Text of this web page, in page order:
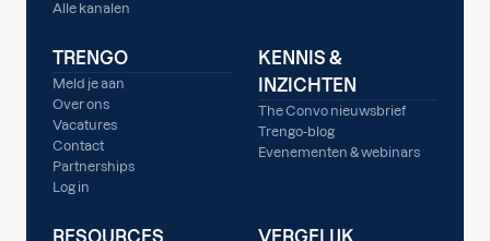
Alle kanalen
TRENGO
Meld je aan
Over ons
Vacatures
Contact
Partnerships
Log in
KENNIS &
INZICHTEN
The Convo nieuwsbrief
Trengo-blog
Evenementen & webinars